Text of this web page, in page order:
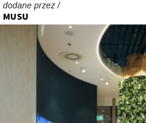
dodane przez /
MUSU